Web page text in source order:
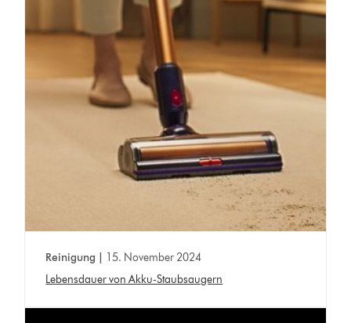
Reinigung |
15. November 2024
Lebensdauer von Akku-Staubsaugern